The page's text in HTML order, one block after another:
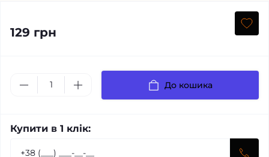
129 грн
До кошика
Купити в 1 клік: